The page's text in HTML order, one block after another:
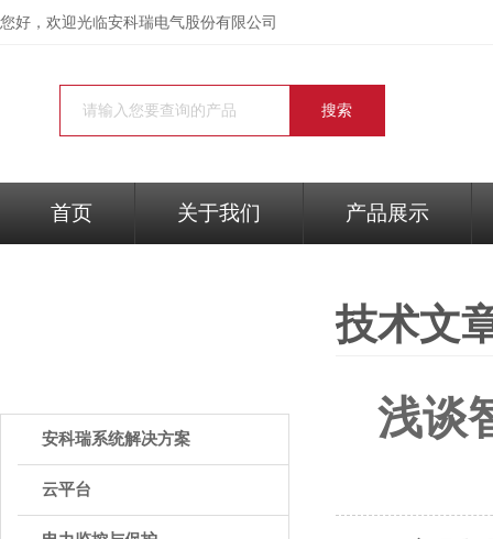
您好，欢迎光临安科瑞电气股份有限公司
首页 关于我们 产品展示
安科瑞系统解决方案
云平台
技术文
浅谈